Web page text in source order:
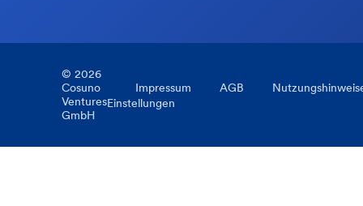
© 2026
Cosuno
Ventures
GmbH
Impressum AGB
Einstellungen